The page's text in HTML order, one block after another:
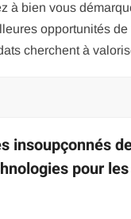
à bien vous
opportunités de
cherchent à
insoupçonnés
pour